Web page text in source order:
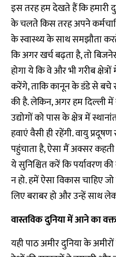
इस तरह हम देखते हैं कि हमारी
के चलते किस तरह अपने
के स्वास्थ्य के साथ समझौता
कि अगर खर्च बढ़ता है, तो
होगा ये कि वे और भी गरीब
करेंगे, ताकि कानून के डंडे से बचे
की है. लेकिन, अगर हम दिल्ली
उद्योगों को पास के क्षेत्र में
हवाएं वैसी ही रहेंगी. वायु
पहुंचाता है, ऐसा मैं अक्सर
ये सुनिश्चित करें कि पर्यावरण
न हो. हमें ऐसा विकास चाहिए
लिए बराबर हो और उन्हें साथ
वास्तविक दुनिया में आने का
यही पाठ अमीर दुनिया के